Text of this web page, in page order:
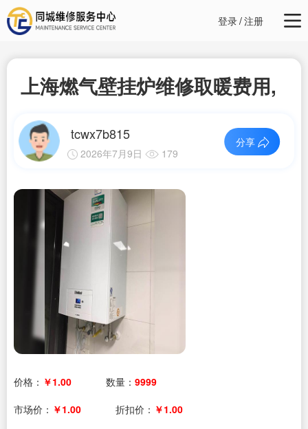
登录/注册
上海燃气壁挂炉维修取暖费用,
tcwx7b815
2026年7月9日 179
分享
价格： ￥1.00 数量： 9999
市场价： ￥1.00 折扣价： ￥1.00